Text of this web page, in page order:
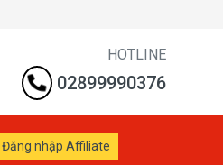
HOTLINE
02899990376
Đăng nhập Affiliate